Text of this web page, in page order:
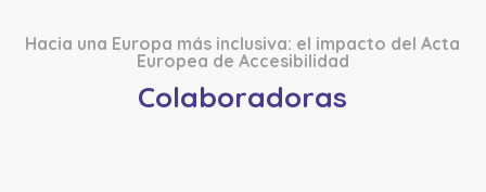
Hacia una Europa más inclusiva: el impacto del Acta
Europea de Accesibilidad
Colaboradoras